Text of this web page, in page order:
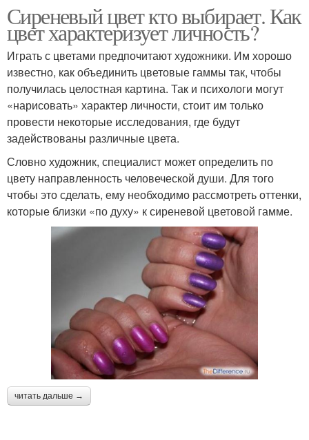
Сиреневый цвет кто выбирает. Как
цвет характеризует личность?
Играть с цветами предпочитают художники. Им хорошо
известно, как объединить цветовые гаммы так, чтобы
получилась целостная картина. Так и психологи могут
«нарисовать» характер личности, стоит им только
провести некоторые исследования, где будут
задействованы различные цвета.
Словно художник, специалист может определить по
цвету направленность человеческой души. Для того
чтобы это сделать, ему необходимо рассмотреть оттенки,
которые близки «по духу» к сиреневой цветовой гамме.
читать дальше →